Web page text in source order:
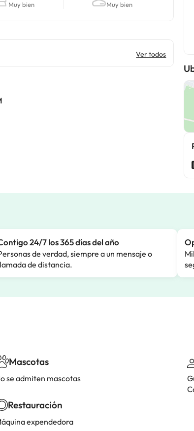
Muy bien Muy bien
Ver todos
24/7 los 365 días del año
de verdad, siempre a un mensaje o
de distancia.
Mascotas
se admiten mascotas
Restauración
expendedora